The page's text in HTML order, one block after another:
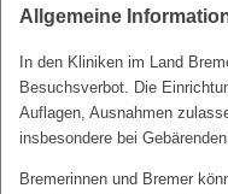
Allgemeine
In den Kliniken im Land
Besuchsverbot. Die
Auflagen, Ausnahmen
insbesondere bei
Bremerinnen und Bremer